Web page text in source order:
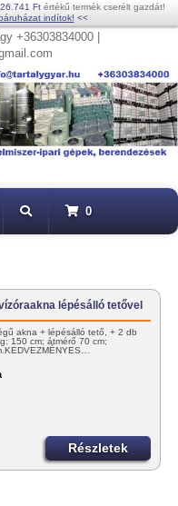
Ftértékű termék cserélt gazdát!
indítok! <<
+36303834000 |
0
lépésálló tetővel
akna + lépésálló tető, + 2 db
150 cm; átmérő 70 cm;
Részletek